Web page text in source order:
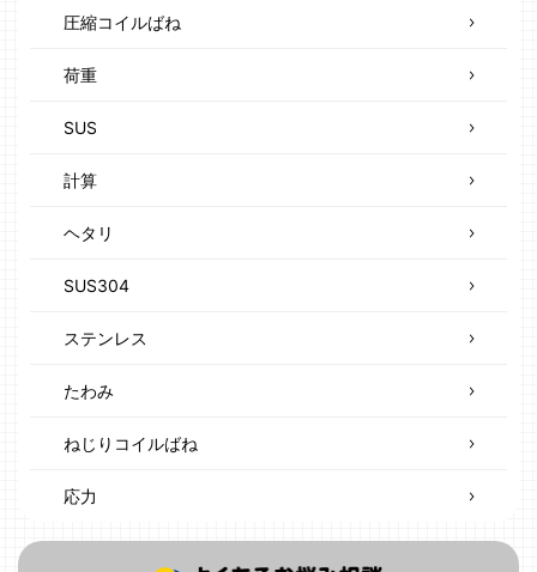
圧縮コイルばね
荷重
SUS
計算
ヘタリ
SUS304
ステンレス
たわみ
ねじりコイルばね
応力